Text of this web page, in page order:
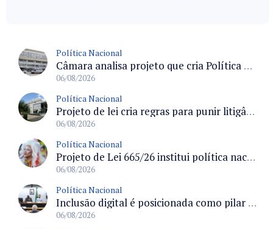
Política Nacional
Câmara analisa projeto que cria Política Nacional de Qualificação e Valorização da Preceptoria na Residência Médica
06/08/2026
Política Nacional
Projeto de lei cria regras para punir litigância abusiva reversa e integrar sistemas do Judiciário
06/08/2026
Política Nacional
Projeto de Lei 665/26 institui política nacional para prevenção ao transfeminicídio e prevê medidas de proteção e reparação
06/08/2026
Política Nacional
Inclusão digital é posicionada como pilar essencial da reurbanização de favelas e periferias
06/08/2026